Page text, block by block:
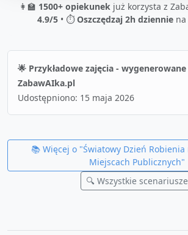
👩‍🏫 1500+ opiekunekjuż korzysta z
4.9/5• ⏱️Oszczędzaj 2h dzienniena
🌟 Przykładowe zajęcia -
ZabawAIka.pl
Udostępniono: 15 maja 2026
📚 Więcej o "Światowy Dzień
Miejscach Publicznych"
🔍 Wszystkie scenariusze